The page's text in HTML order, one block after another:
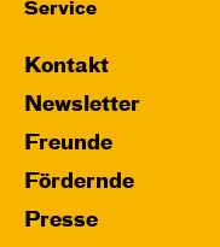
Service
Kontakt
Newsletter
Freunde
Fördernde
Presse